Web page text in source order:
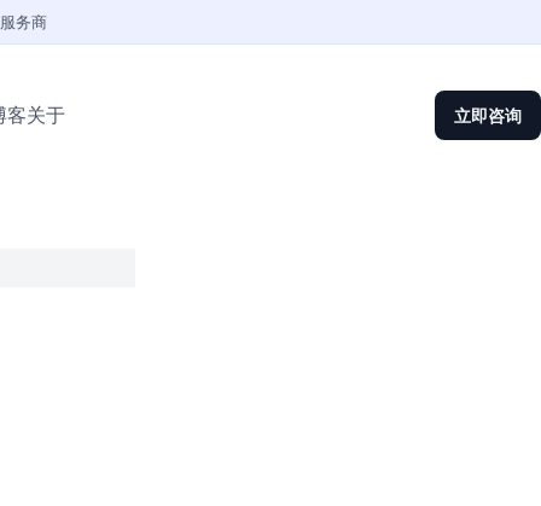
务商
客关于 立即咨询